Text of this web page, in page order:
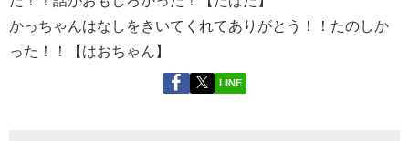
かっちゃんはなしをきいてくれてありがとう！！たのしか
った！！【はおちゃん】
LINE